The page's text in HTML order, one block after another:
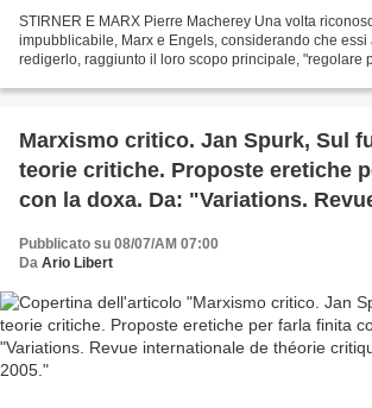
STIRNER E MARX Pierre Macherey Una volta
impubblicabile, Marx e Engels, considerando che essi
redigerlo, raggiunto il loro scopo principale, "regolare
Marxismo critico. Jan Spurk, Sul
teorie critiche. Proposte eretiche
con la doxa. Da: "Variations.
2005.
Pubblicato su 08/07/AM 07:00
Da Ario Libert